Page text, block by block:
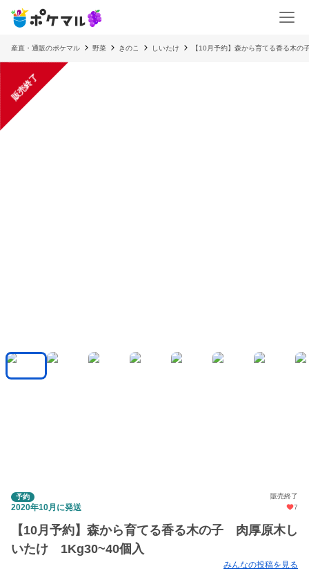
産直・通販のポケマル 野菜 きのこ しいたけ 【10月予約】森から育てる香る木
販売終了
予約 販売終了
2020年10月に発送 7
【10月予約】森から育てる香る木の子 肉厚原木し
いたけ 1Kg30~40個入
みんなの投稿を見る